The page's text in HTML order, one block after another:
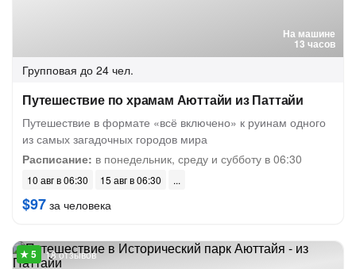
На машине
13 часов
Групповая до 24 чел.
Путешествие по храмам Аюттайи из Паттайи
Путешествие в формате «всё включено» к руинам одного
из самых загадочных городов мира
Расписание: в понедельник, среду и субботу в 06:30
10 авг в 06:30 15 авг в 06:30
$97 за человека
18 отзывов